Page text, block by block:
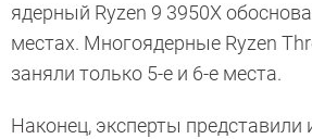
ядерный Ryzen 9 3950X
местах. Многоядерные Ryzen
заняли только 5-е и 6-е места.
Наконец, эксперты представили